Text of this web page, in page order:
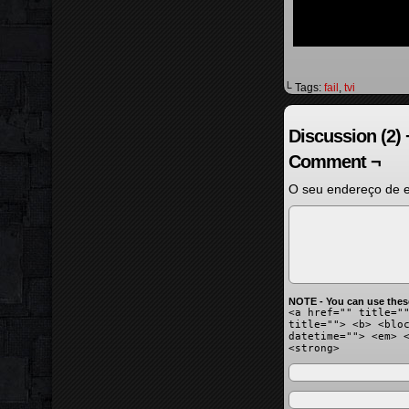
└ Tags: fail , tvi
Discussion (2)
Comment ¬
O seu endereço de
NOTE - You can use
<a href=""
title=""> <b>
datetime="">
<strong>